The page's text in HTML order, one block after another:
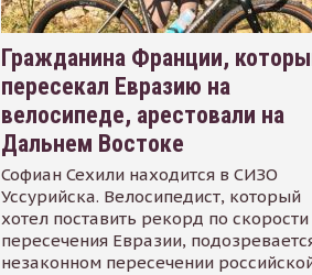
Гражданина Франции,
пересекал Евразию на
велосипеде, арестовали на
Дальнем Востоке
Софиан Сехили находится в СИЗО
Уссурийска. Велосипедист, который
хотел поставить рекорд по скорости
пересечения Евразии,
незаконном пересечении